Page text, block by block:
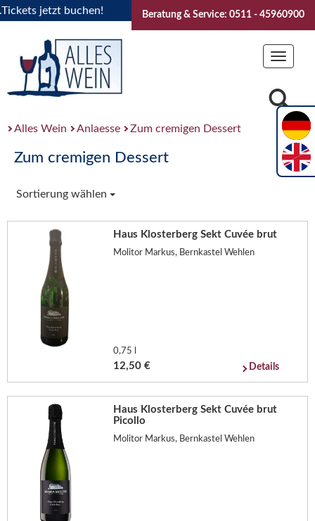
jetzt buchen! "Das Sommerfest 2026" Vive la
Beratung & Service: 0511 - 45960900
Toggle
Alles Wein Anlaesse Zum cremigen Dessert
Zum cremigen Dessert
Sortierung wählen
Haus Klosterberg Sekt Cuvée brut
Molitor Markus, Bernkastel Wehlen
0,75 l
12,50 € Details
Haus Klosterberg Sekt Cuvée brut
Picollo
Molitor Markus, Bernkastel Wehlen